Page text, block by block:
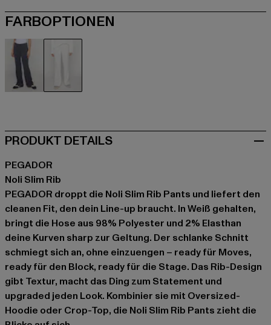
FARBOPTIONEN
PRODUKT DETAILS
PEGADOR
Noli Slim Rib
PEGADOR droppt die Noli Slim Rib Pants und liefert den
cleanen Fit, den dein Line-up braucht. In Weiß gehalten,
bringt die Hose aus 98% Polyester und 2% Elasthan
deine Kurven sharp zur Geltung. Der schlanke Schnitt
schmiegt sich an, ohne einzuengen – ready für Moves,
ready für den Block, ready für die Stage. Das Rib-Design
gibt Textur, macht das Ding zum Statement und
upgraded jeden Look. Kombinier sie mit Oversized-
Hoodie oder Crop-Top, die Noli Slim Rib Pants zieht die